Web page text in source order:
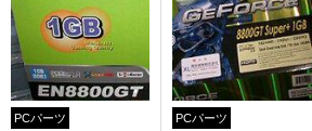
PCパーツ PCパーツ